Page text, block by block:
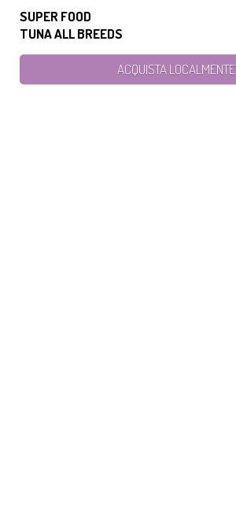
SUPER FOOD
TUNA ALL BREEDS
ACQUISTA LOCALMENTE